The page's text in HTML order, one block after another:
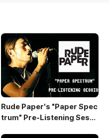
을 투자하였
스러워 보
미를 가지는
이후로 뭔
이 좋다. 1층
Rude Paper's "Paper Spec
trum" Pre-Listening Sessi